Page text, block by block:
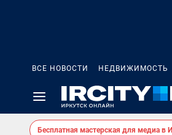
ВСЕ НОВОСТИ НЕДВИЖИМОСТЬ
Бесплатная мастерская для медиа в